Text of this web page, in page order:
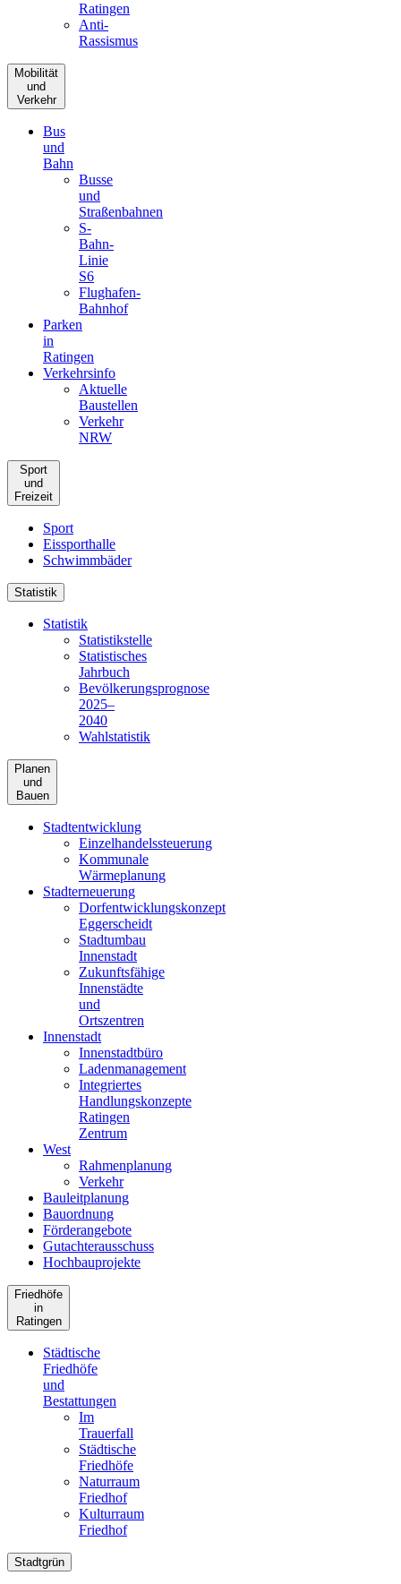
Ratingen
Anti-
Rassismus
Mobilität
und
Verkehr
Bus
und
Bahn
Busse
und
Straßenbahnen
S-
Bahn-
Linie
S6
Flughafen-
Bahnhof
Parken
in
Ratingen
Verkehrsinfo
Aktuelle
Baustellen
Verkehr
NRW
Sport
und
Freizeit
Sport
Eissporthalle
Schwimmbäder
Statistik
Statistik
Statistikstelle
Statistisches
Jahrbuch
Bevölkerungsprognose
2025–
2040
Wahlstatistik
Planen
und
Bauen
Stadtentwicklung
Einzelhandelssteuerung
Kommunale
Wärmeplanung
Stadterneuerung
Dorfentwicklungskonzept
Eggerscheidt
Stadtumbau
Innenstadt
Zukunftsfähige
Innenstädte
und
Ortszentren
Innenstadt
Innenstadtbüro
Ladenmanagement
Integriertes
Handlungskonzepte
Ratingen
Zentrum
West
Rahmenplanung
Verkehr
Bauleitplanung
Bauordnung
Förderangebote
Gutachterausschuss
Hochbauprojekte
Friedhöfe
in
Ratingen
Städtische
Friedhöfe
und
Bestattungen
Im
Trauerfall
Städtische
Friedhöfe
Naturraum
Friedhof
Kulturraum
Friedhof
Stadtgrün